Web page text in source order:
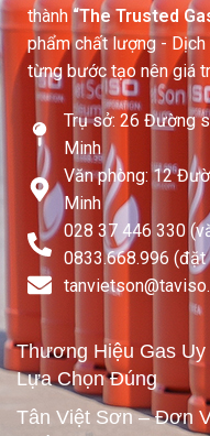
thành “The Trusted
phẩm chất lượng - Dịch
từng bước tạo nên giá
Trụ sở: 26 Đường
Minh
Văn phòng: 12
Minh
028 37 446 330
0833.668.996 (đặt
Thương Hiệu Gas
Lựa Chọn Đúng
Tân Việt Sơn – Đơn